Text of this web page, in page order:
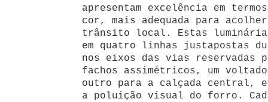
apresentam excelência em
cor, mais adequada para
trânsito local. Estas
em quatro linhas justapostas
nos eixos das vias reservadas
fachos assimétricos, um
outro para a calçada central,
a poluição visual do forro.